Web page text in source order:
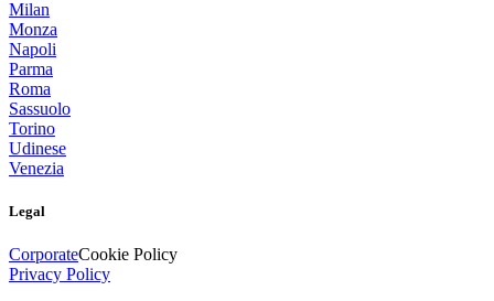
Milan
Monza
Napoli
Parma
Roma
Sassuolo
Torino
Udinese
Venezia
Legal
CorporateCookie Policy
Privacy Policy